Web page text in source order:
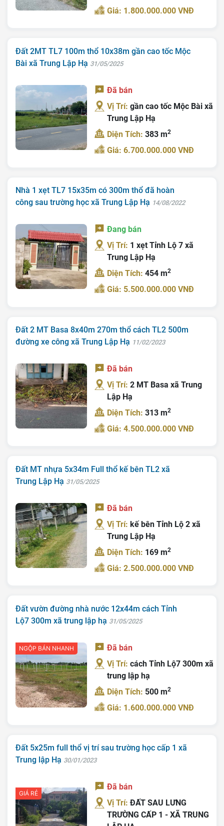
Trang chủ
Giới Thiệu
Bán Đất
Nhà Đất Giá Tốt
Liên Hệ
Tin Tức
Tra Quy Hoạch
Giá: 1.800.000.000 VNĐ
Đất 2MT TL7 100m thổ 10x38m gần cao tốc Mộc
Bài xã Trung Lập Hạ 31/05/2025
Đã bán
Vị Trí:gần cao tốc Mộc Bài xã
Trung Lập Hạ
Diện Tích:383 m2
Giá: 6.700.000.000 VNĐ
Nhà 1 xẹt TL7 15x35m có 300m thổ đã hoàn
công sau trường học xã Trung Lập Hạ 14/08/2022
Đang bán
Vị Trí: 1 xẹt Tỉnh Lộ 7 xã
Trung Lập Hạ
Diện Tích:454 m2
Giá: 5.500.000.000 VNĐ
Đất 2 MT Basa 8x40m 270m thổ cách TL2 500m
đường xe công xã Trung Lập Hạ 11/02/2023
Đã bán
Vị Trí:2 MT Basa xã Trung
Lập Hạ
Diện Tích:313 m2
Giá: 4.500.000.000 VNĐ
Đất MT nhựa 5x34m Full thổ kế bên TL2 xã
Trung Lập Hạ 31/05/2025
Đã bán
Vị Trí:kế bên Tỉnh Lộ 2 xã
Trung Lập Hạ
Diện Tích: 169 m2
Giá: 2.500.000.000 VNĐ
Đất vườn đường nhà nước 12x44m cách Tỉnh
Lộ7 300m xã trung lập hạ 31/05/2025
NGỘP BÁN NHANH
Đã bán
Vị Trí:cách Tỉnh Lộ7 300m xã
trung lập hạ
Diện Tích: 500 m2
Giá: 1.600.000.000 VNĐ
Đất 5x25m full thổ vị trí sau trường học cấp 1 xã
Trung lập Hạ 30/01/2023
GIÁ RẺ
Đã bán
Vị Trí:ĐẤT SAU LƯNG
TRƯỜNG CẤP 1 - XÃ TRUNG